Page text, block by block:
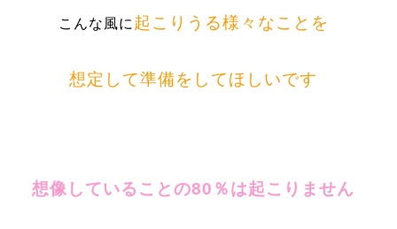
こんな風に 起こりうる様々なことを
想定して準備をしてほしいです
想像していることの80％は起こりません